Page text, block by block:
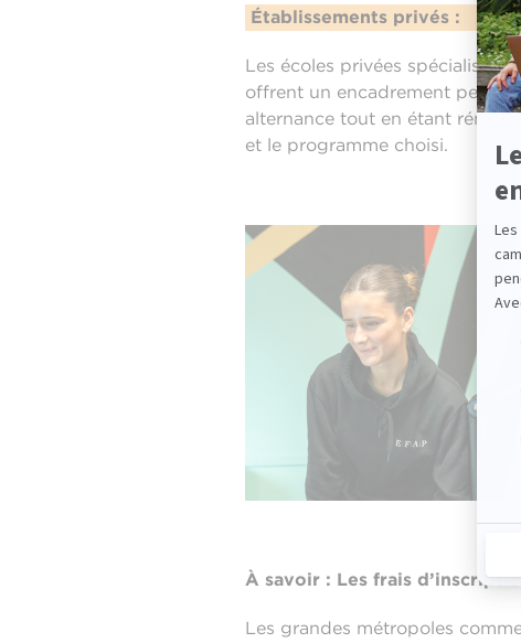
Établissements privés :
Les écoles privées spécialisées
offrent un encadrement
alternance tout en étant
et le programme choisi.
À savoir : Les frais
Les grandes métropoles